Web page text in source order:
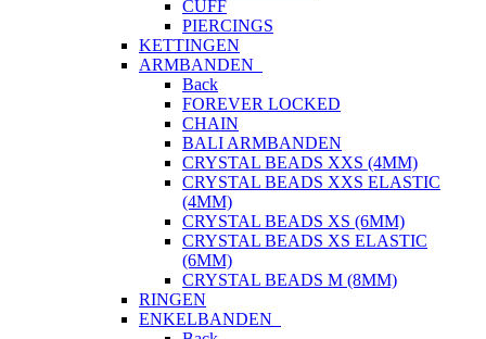
CUFF
PIERCINGS
KETTINGEN
ARMBANDEN
Back
FOREVER LOCKED
CHAIN
BALI ARMBANDEN
CRYSTAL BEADS XXS (4MM)
CRYSTAL BEADS XXS ELASTIC
(4MM)
CRYSTAL BEADS XS (6MM)
CRYSTAL BEADS XS ELASTIC
(6MM)
CRYSTAL BEADS M (8MM)
RINGEN
ENKELBANDEN